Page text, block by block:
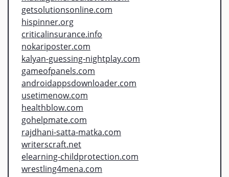
getsolutionsonline.com
hispinner.org
criticalinsurance.info
nokariposter.com
kalyan-guessing-nightplay.com
gameofpanels.com
androidappsdownloader.com
usetimenow.com
healthblow.com
gohelpmate.com
rajdhani-satta-matka.com
writerscraft.net
elearning-childprotection.com
wrestling4mena.com